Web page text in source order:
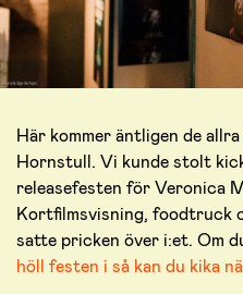
Här kommer äntligen de
Hornstull. Vi kunde stolt
releasefesten för Veronica
Kortfilmsvisning, foodtruck
satte pricken över i:et. Om
höll festen i så kan du kika